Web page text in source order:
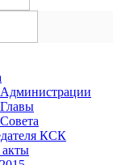
КСК